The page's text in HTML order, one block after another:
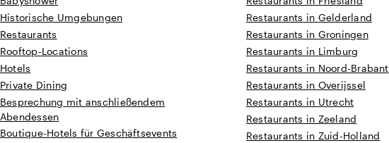
Historische Umgebungen
Restaurants
Rooftop-Locations
Hotels
Private Dining
Besprechung mit anschließendem
Abendessen
Boutique-Hotels für Geschäftsevents
Restaurants in Gelderland
Restaurants in Groningen
Restaurants in Limburg
Restaurants in Noord-Brabant
Restaurants in Overijssel
Restaurants in Utrecht
Restaurants in Zeeland
Restaurants in Zuid-Holland